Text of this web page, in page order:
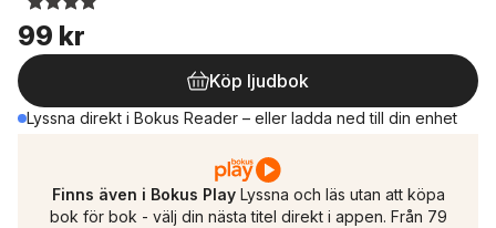
99 kr
Köp ljudbok
Lyssna direkt i Bokus Reader – eller ladda ned till din enhet
Finns även i Bokus Play Lyssna och läs utan att köpa
bok för bok - välj din nästa titel direkt i appen. Från 79